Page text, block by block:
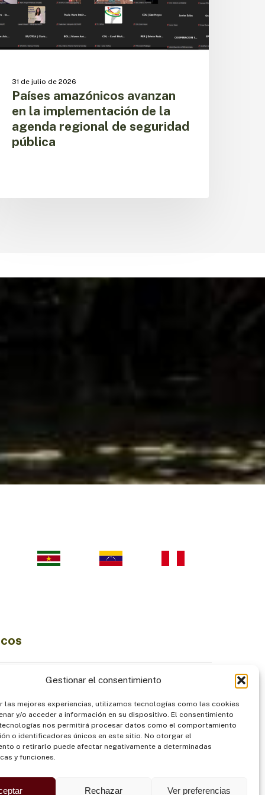
Gestionar el consentimiento
las mejores experiencias, utilizamos tecnologías como las cookies
y/o acceder a información en su dispositivo. El consentimiento
nos permitirá procesar datos como el comportamiento
o identificadores únicos en este sitio. No otorgar el
o retirarlo puede afectar negativamente a determinadas
y funciones.
Rechazar Ver preferencias
31 de julio de 2026
Países amazónicos avanzan
en la implementación de la
agenda regional de seguridad
pública
Ciencia e Innovación
Institucionalidad
Pueblos Indígenas
Seguridad